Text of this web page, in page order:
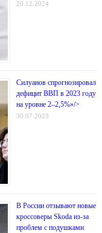
20.12.2024
Силуанов спрогнозировал
дефицит ВВП в 2023 году
на уровне 2–2,5%»/>
30.07.2023
В России отзывают новые
кроссоверы Skoda из-за
проблем с подушками